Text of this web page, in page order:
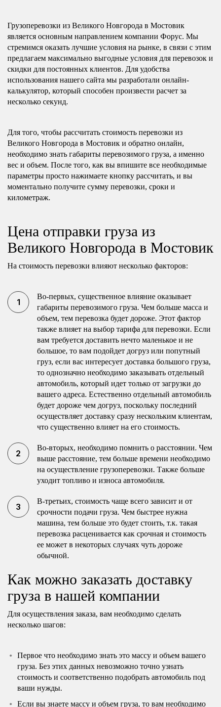
Грузоперевозки из Великого Новгорода в Мостовик
является основным направлением компании Форус. Мы
стремимся оказать лучшие условия на рынке, в связи с этим
предлагаем максимально выгодные условия для перевозок и
скидки для постоянных клиентов. Для удобства
использования нашего сайта мы разработали онлайн-
калькулятор, который способен произвести расчет за
несколько секунд.
Для того, чтобы рассчитать стоимость перевозки из
Великого Новгорода в Мостовик и обратно онлайн,
необходимо знать габариты перевозимого груза, а именно
вес и объем. После того, как вы впишите все необходимые
параметры просто нажимаете кнопку рассчитать, и вы
моментально получите сумму перевозки, сроки и
километраж.
Цена отправки груза из
Великого Новгорода в Мостовик
На стоимость перевозки влияют несколько факторов:
Во-первых, существенное влияние оказывает
габариты перевозимого груза. Чем больше масса и
объем, тем перевозка будет дороже. Этот фактор
также влияет на выбор тарифа для перевозки. Если
вам требуется доставить нечто маленькое и не
большое, то вам подойдет догруз или попутный
груз, если вас интересует доставка большого груза,
то однозначно необходимо заказывать отдельный
автомобиль, который идет только от загрузки до
вашего адреса. Естественно отдельный автомобиль
будет дороже чем догруз, поскольку последний
осуществляет доставку сразу нескольким клиентам,
что существенно влияет на его стоимость.
Во-вторых, необходимо помнить о расстоянии. Чем
выше расстояние, тем больше времени необходимо
на осуществление грузоперевозки. Также больше
уходит топливо и износа автомобиля.
В-третьих, стоимость чаще всего зависит и от
срочности подачи груза. Чем быстрее нужна
машина, тем больше это будет стоить, т.к. такая
перевозка расценивается как срочная и стоимость
ее может в некоторых случаях чуть дороже
обычной.
Как можно заказать доставку
груза в нашей компании
Для осуществления заказа, вам необходимо сделать
несколько шагов:
Первое что необходимо знать это массу и объем вашего
груза. Без этих данных невозможно точно узнать
стоимость и соответственно подобрать автомобиль под
ваши нужды.
Если вы знаете массу и объем груза, то вам необходимо